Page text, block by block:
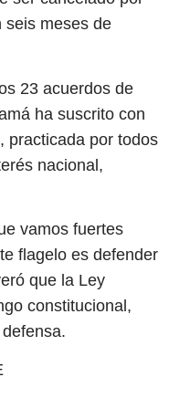
seis meses de
23 acuerdos de
ha suscrito con
practicada por todos
nacional,
vamos fuertes
flagelo es defender
que la Ley
constitucional,